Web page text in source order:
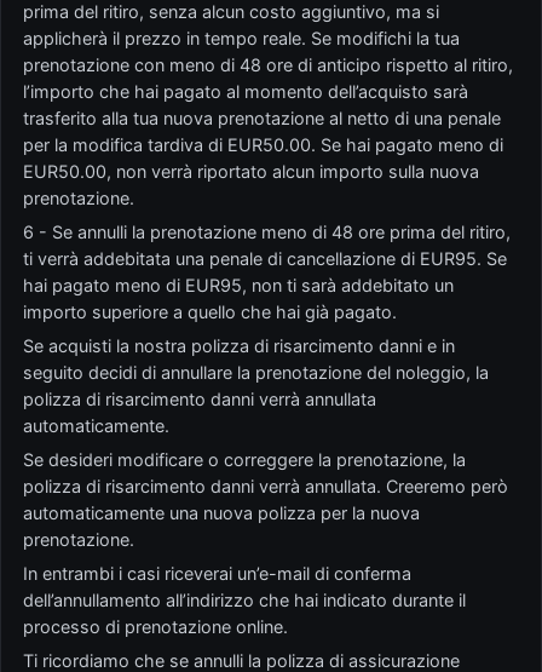
prima del ritiro, senza alcun costo aggiuntivo, ma si
applicherà il prezzo in tempo reale. Se modifichi la tua
prenotazione con meno di 48 ore di anticipo rispetto al ritiro,
l’importo che hai pagato al momento dell’acquisto sarà
trasferito alla tua nuova prenotazione al netto di una penale
per la modifica tardiva di EUR50.00. Se hai pagato meno di
EUR50.00, non verrà riportato alcun importo sulla nuova
prenotazione.
6 - Se annulli la prenotazione meno di 48 ore prima del ritiro,
ti verrà addebitata una penale di cancellazione di EUR95. Se
hai pagato meno di EUR95, non ti sarà addebitato un
importo superiore a quello che hai già pagato.
Se acquisti la nostra polizza di risarcimento danni e in
seguito decidi di annullare la prenotazione del noleggio, la
polizza di risarcimento danni verrà annullata
automaticamente.
Se desideri modificare o correggere la prenotazione, la
polizza di risarcimento danni verrà annullata. Creeremo però
automaticamente una nuova polizza per la nuova
prenotazione.
In entrambi i casi riceverai un’e-mail di conferma
dell’annullamento all’indirizzo che hai indicato durante il
processo di prenotazione online.
Ti ricordiamo che se annulli la polizza di assicurazione